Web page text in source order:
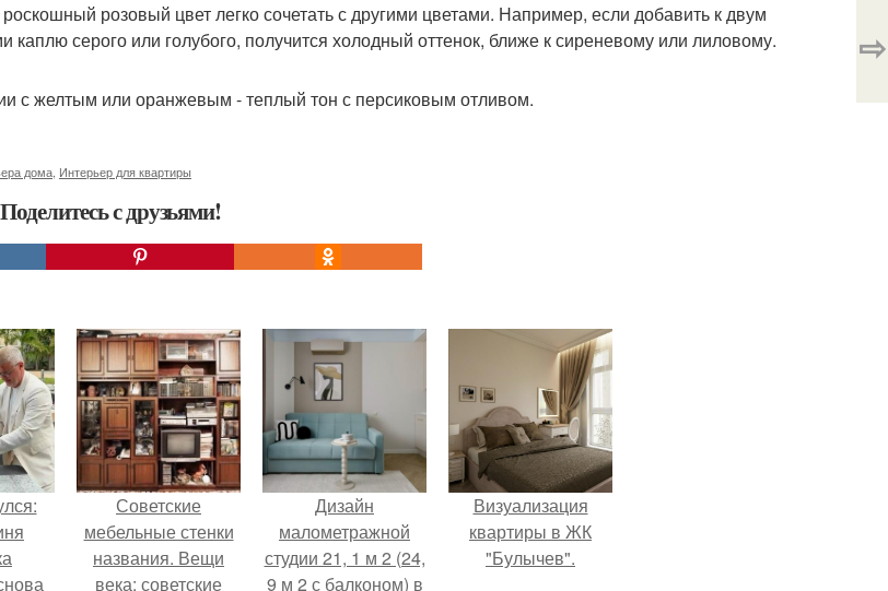
розовый цвет легко сочетать с другими цветами. Например, если добавить к двум
каплю серого или голубого, получится холодный оттенок, ближе к сиреневому или лиловому.
с желтым или оранжевым - теплый тон с персиковым отливом.
дома Интерьер для квартиры
с друзьями!
⇨
Советские
мебельные стенки
названия. Вещи
века: советские
Дизайн
малометражной
студии 21, 1 м 2 (24,
9 м 2 с балконом) в
Визуализация
квартиры в ЖК
"Булычев".